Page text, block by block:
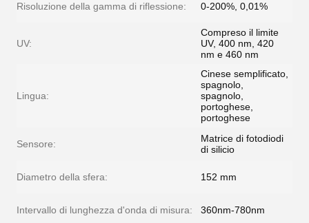
Risoluzione della gamma di riflessione: 0-200%, 0,01%
UV:
Compreso il limite
UV, 400 nm, 420
nm e 460 nm
Lingua:
Cinese semplificato,
spagnolo,
spagnolo,
portoghese,
portoghese
Sensore:
Matrice di fotodiodi
di silicio
Diametro della sfera: 152 mm
Intervallo di lunghezza d'onda di misura: 360nm-780nm